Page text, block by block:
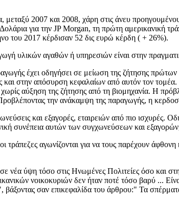
2007 και 2008, χάρη στις άνευ
για την JP Morgan, τη πρώτη αμερικανική
του 2017 κέρδισαν 52 δις ευρώ κέρδη ( + 26%).
υλικών αγαθών ή υπηρεσιών είναι στην
έχει οδηγήσει σε μείωση της ζήτησης
στην απόσυρση κεφαλαίων από αυτόν τον
αύξηση της ζήτησης από τη βιομηχανία. Η
την ανάκαμψη της παραγωγής, η
και εξαγορές, εταιρειών από πιο
συνέπεια αυτών των συγχωνεύσεων και
τράπεζες αγωνίζονται για να τους παρέχουν
ύψη τόσο στις Ηνωμένες Πολιτείες όσο και
νοικοκυριών δεν ήταν ποτέ τόσο βαρύ ...
σαν επικεφαλίδα του άρθρου:" Τα